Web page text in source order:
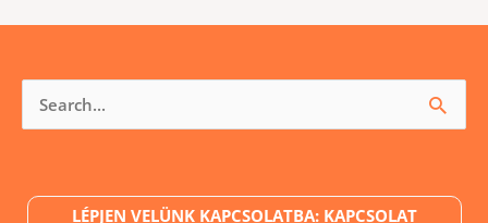
Keresés
LÉPJEN VELÜNK KAPCSOLATBA: KAPCSOLAT